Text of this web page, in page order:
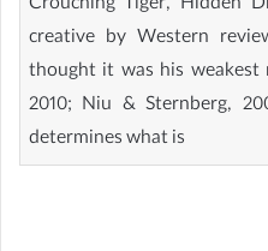
creative by Western
thought it was his weakest
2010; Niu & Sternberg,
determines what is